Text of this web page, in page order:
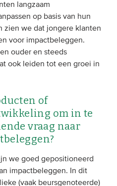
langzaam
op basis van hun
zien we dat jongere klanten
voor impactbeleggen.
ouder en steeds
ook leiden tot een groei in
of
om in te
vraag naar
we goed gepositioneerd
impactbeleggen. In dit
(vaak beursgenoteerde)